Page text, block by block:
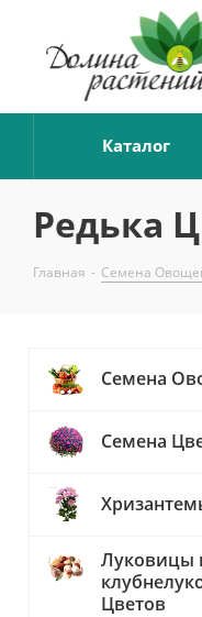
Каталог
Редька
Главная - Семена
Семена
Семена
Луковицы
Цветов